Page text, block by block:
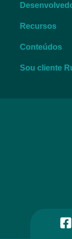
Recursos
Conteúdos
Sou cliente